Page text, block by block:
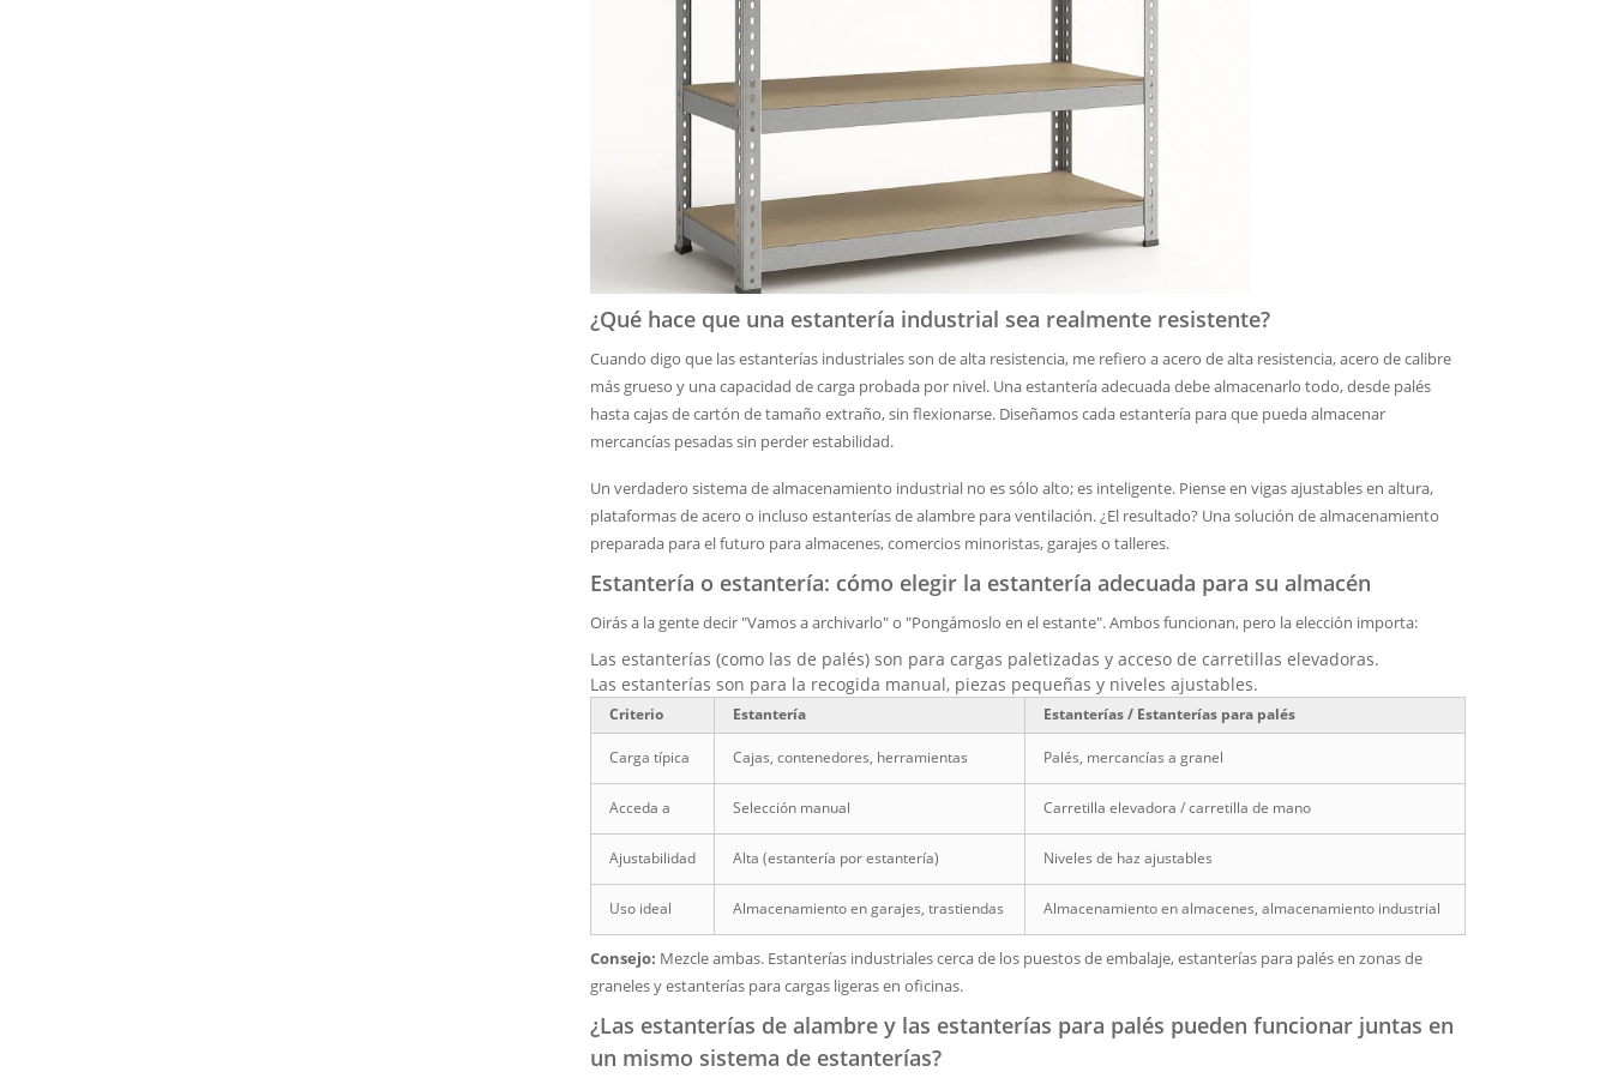
¿Qué hace que una estantería industrial sea realmente resistente?
Cuando digo que las estanterías industriales son de alta resistencia, me refiero a acero de alta resistencia, acero de calibre
más grueso y una capacidad de carga probada por nivel. Una estantería adecuada debe almacenarlo todo, desde palés
hasta cajas de cartón de tamaño extraño, sin flexionarse. Diseñamos cada estantería para que pueda almacenar
mercancías pesadas sin perder estabilidad.
Un verdadero sistema de almacenamiento industrial no es sólo alto; es inteligente. Piense en vigas ajustables en altura,
plataformas de acero o incluso estanterías de alambre para ventilación. ¿El resultado? Una solución de almacenamiento
preparada para el futuro para almacenes, comercios minoristas, garajes o talleres.
Estantería o estantería: cómo elegir la estantería adecuada para su almacén
Oirás a la gente decir "Vamos a archivarlo" o "Pongámoslo en el estante". Ambos funcionan, pero la elección importa:
Las estanterías (como las de palés) son para cargas paletizadas y acceso de carretillas elevadoras.
Las estanterías son para la recogida manual, piezas pequeñas y niveles ajustables.
Criterio Estantería Estanterías / Estanterías para palés
Carga típica Cajas, contenedores, herramientas Palés, mercancías a granel
Acceda a Selección manual Carretilla elevadora / carretilla de mano
Ajustabilidad Alta (estantería por estantería) Niveles de haz ajustables
Uso ideal Almacenamiento en garajes, trastiendas Almacenamiento en almacenes, almacenamiento industrial
Consejo: Mezcle ambas. Estanterías industriales cerca de los puestos de embalaje, estanterías para palés en zonas de
graneles y estanterías para cargas ligeras en oficinas.
¿Las estanterías de alambre y las estanterías para palés pueden funcionar juntas en
un mismo sistema de estanterías?